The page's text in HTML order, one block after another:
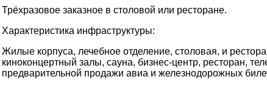
Трёхразовое заказное в столовой или ресторане.
Характеристика инфраструктуры:
Жилые корпуса, лечебное отделение, столовая, и
киноконцертный залы, сауна, бизнес-центр, ресторан,
предварительной продажи авиа и железнодорожных